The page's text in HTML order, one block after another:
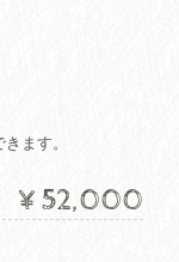
ます。
¥52,000